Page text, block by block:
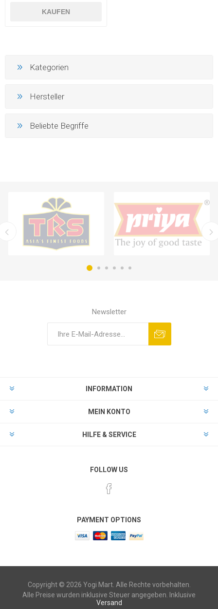
KAUFEN
Kategorien
Hersteller
Beliebte Begriffe
Newsletter
INFORMATION
MEIN KONTO
HILFE & SERVICE
FOLLOW US
PAYMENT OPTIONS
Copyright © 2026 Yogi Mart. Alle Rechte vorbehalten.
Alle Preise wurden inklusive Steuer angegeben. Inklusive
Versand